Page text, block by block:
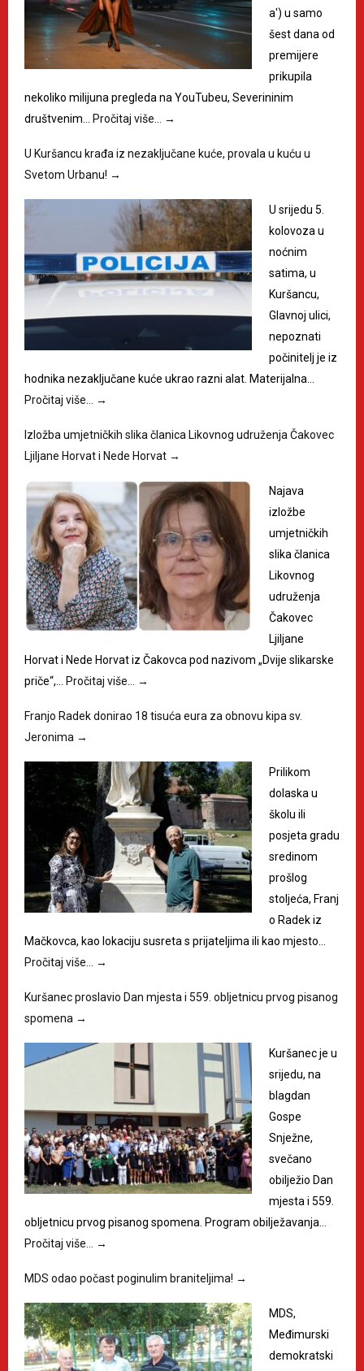
a') u samo
šest dana od
premijere
prikupila
nekoliko milijuna pregleda na YouTubeu, Severininim
društvenim… Pročitaj više… →
U Kuršancu krađa iz nezaključane kuće, provala u kuću u
Svetom Urbanu! →
U srijedu 5.
kolovoza u
noćnim
satima, u
Kuršancu,
Glavnoj ulici,
nepoznati
počinitelj je iz
hodnika nezaključane kuće ukrao razni alat. Materijalna…
Pročitaj više… →
Izložba umjetničkih slika članica Likovnog udruženja Čakovec
Ljiljane Horvat i Nede Horvat →
Najava
izložbe
umjetničkih
slika članica
Likovnog
udruženja
Čakovec
Ljiljane
Horvat i Nede Horvat iz Čakovca pod nazivom „Dvije slikarske
priče“,… Pročitaj više… →
Franjo Radek donirao 18 tisuća eura za obnovu kipa sv.
Jeronima →
Prilikom
dolaska u
školu ili
posjeta gradu
sredinom
prošlog
stoljeća, Franj
o Radek iz
Mačkovca, kao lokaciju susreta s prijateljima ili kao mjesto…
Pročitaj više… →
Kuršanec proslavio Dan mjesta i 559. obljetnicu prvog pisanog
spomena →
Kuršanec je u
srijedu, na
blagdan
Gospe
Snježne,
svečano
obilježio Dan
mjesta i 559.
obljetnicu prvog pisanog spomena. Program obilježavanja…
Pročitaj više… →
MDS odao počast poginulim braniteljima! →
MDS,
Međimurski
demokratski